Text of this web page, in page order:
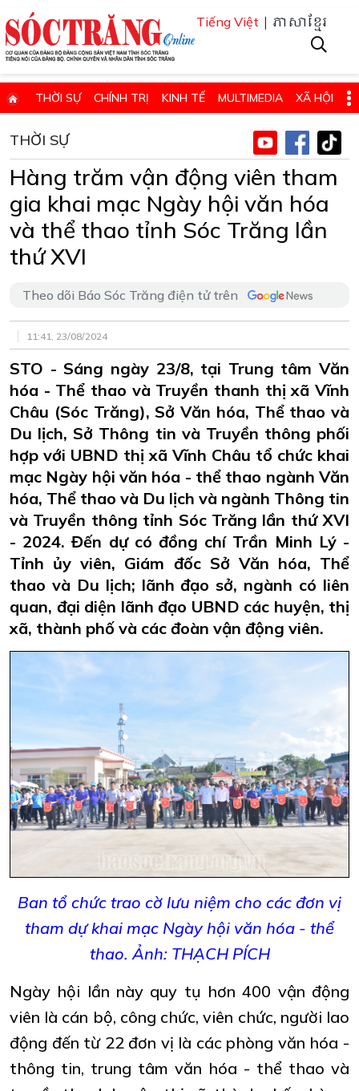
Tiếng Việt | ភាសាខ្មែរ
THỜI SỰ CHÍNH TRỊ KINH TẾ MULTIMEDIA XÃ HỘI
GIÁO DỤC - KHOA HỌC & CÔNG NGHỆ
QUỐC PHÒNG - AN NINH QUỐC TẾ SỨC KHỎE VÀ ĐỜI SỐNG
VĂN HÓA - THỂ THAO - DU LỊCH CHUYÊN ĐỀ
ĐIỂM BÁO - TIN VẮN ĐỊA PHƯƠNG THÔNG TIN CẦN BIẾT
THÔNG BÁO - QUẢNG CÁO
THỜI SỰ
Hàng trăm vận động viên tham
gia khai mạc Ngày hội văn hóa
và thể thao tỉnh Sóc Trăng lần
thứ XVI
Theo dõi Báo Sóc Trăng điện tử trên
11:41, 23/08/2024
STO - Sáng ngày 23/8, tại Trung tâm Văn
hóa - Thể thao và Truyền thanh thị xã Vĩnh
Châu (Sóc Trăng), Sở Văn hóa, Thể thao và
Du lịch, Sở Thông tin và Truyền thông phối
hợp với UBND thị xã Vĩnh Châu tổ chức khai
mạc Ngày hội văn hóa - thể thao ngành Văn
hóa, Thể thao và Du lịch và ngành Thông tin
và Truyền thông tỉnh Sóc Trăng lần thứ XVI
- 2024. Đến dự có đồng chí Trần Minh Lý -
Tỉnh ủy viên, Giám đốc Sở Văn hóa, Thể
thao và Du lịch; lãnh đạo sở, ngành có liên
quan, đại diện lãnh đạo UBND các huyện, thị
xã, thành phố và các đoàn vận động viên.
Ban tổ chức trao cờ lưu niệm cho các đơn vị
tham dự khai mạc Ngày hội văn hóa - thể
thao.Ảnh: THẠCH PÍCH
Ngày hội lần này quy tụ hơn 400 vận động
viên là cán bộ, công chức, viên chức, người lao
động đến từ 22 đơn vị là các phòng văn hóa -
thông tin, trung tâm văn hóa - thể thao và